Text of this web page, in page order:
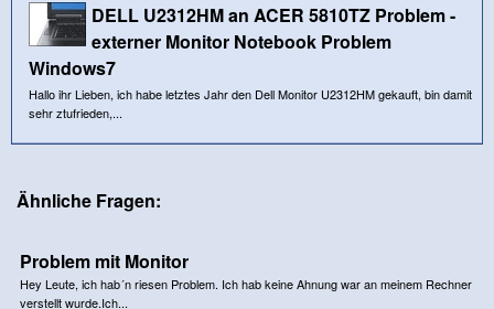
DELL U2312HM an ACER 5810TZ Problem -
externer Monitor Notebook Problem
Windows7
Hallo ihr Lieben, ich habe letztes Jahr den Dell Monitor U2312HM gekauft, bin damit
sehr ztufrieden,...
Ähnliche Fragen:
Problem mit Monitor
Hey Leute, ich hab´n riesen Problem. Ich hab keine Ahnung war an meinem Rechner
verstellt wurde.Ich...